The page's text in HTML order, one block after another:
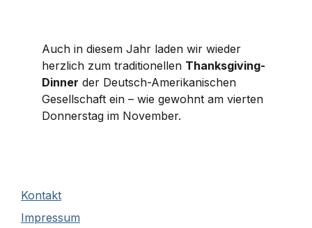
Auch in diesem Jahr laden wir wieder
herzlich zum traditionellen Thanksgiving-
Dinner der Deutsch-Amerikanischen
Gesellschaft ein – wie gewohnt am vierten
Donnerstag im November.
Kontakt
Impressum